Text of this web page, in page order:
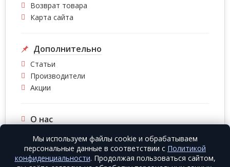
Возврат товара
Карта сайта
Дополнительно
Статьи
Производители
Акции
О нас
О компании
Контакты
Мы используем файлы cookie и обрабатываем
персональные данные в соответствии с Политикой
конфиденциальности. Продолжая пользоваться сайтом,